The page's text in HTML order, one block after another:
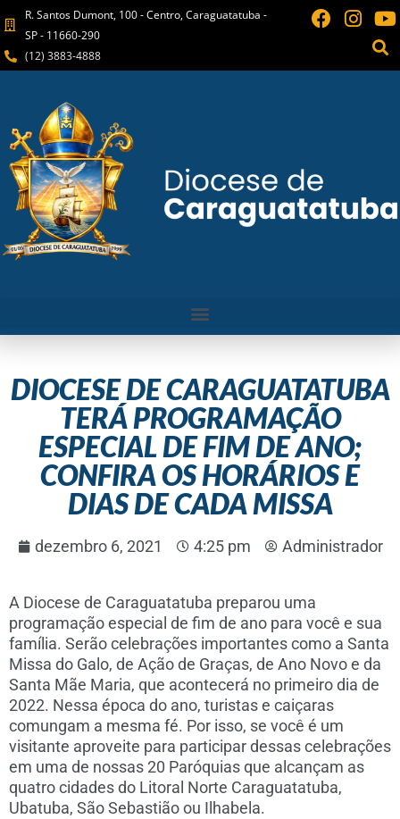
R. Santos Dumont, 100 - Centro, Caraguatatuba -
SP - 11660-290
(12) 3883-4888
DIOCESE DE CARAGUATATUBA
TERÁ PROGRAMAÇÃO
ESPECIAL DE FIM DE ANO;
CONFIRA OS HORÁRIOS E
DIAS DE CADA MISSA
dezembro 6, 2021 4:25 pm Administrador
A Diocese de Caraguatatuba preparou uma
programação especial de fim de ano para você e sua
família. Serão celebrações importantes como a Santa
Missa do Galo, de Ação de Graças, de Ano Novo e da
Santa Mãe Maria, que acontecerá no primeiro dia de
2022. Nessa época do ano, turistas e caiçaras
comungam a mesma fé. Por isso, se você é um
visitante aproveite para participar dessas celebrações
em uma de nossas 20 Paróquias que alcançam as
quatro cidades do Litoral Norte Caraguatatuba,
Ubatuba, São Sebastião ou Ilhabela.